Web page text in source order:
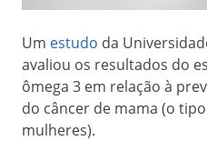
Um estudo da
avaliou os resultados do
ômega 3 em relação à
do câncer de mama (o
mulheres).